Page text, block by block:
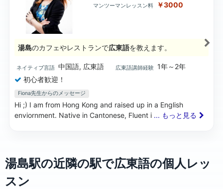
マンツーマンレッスン料 ￥3000
湯島のカフェやレストランで広東語を教えます。
ネイティブ言語 中国語, 広東語 広東語講師経験 1年～2年
初心者歓迎！
Fiona先生からのメッセージ
Hi ;) I am from Hong Kong and raised up in a English
enviornment. Native in Cantonese, Fluent i ... もっと見る
湯島駅の近隣の駅で広東語の個人レッ
スン